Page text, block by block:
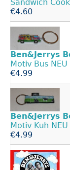
Sandwich
€4.60
Ben&Jerrys
Motiv Bus NEU
€4.99
Ben&Jerrys
Motiv Kuh NEU
€4.99